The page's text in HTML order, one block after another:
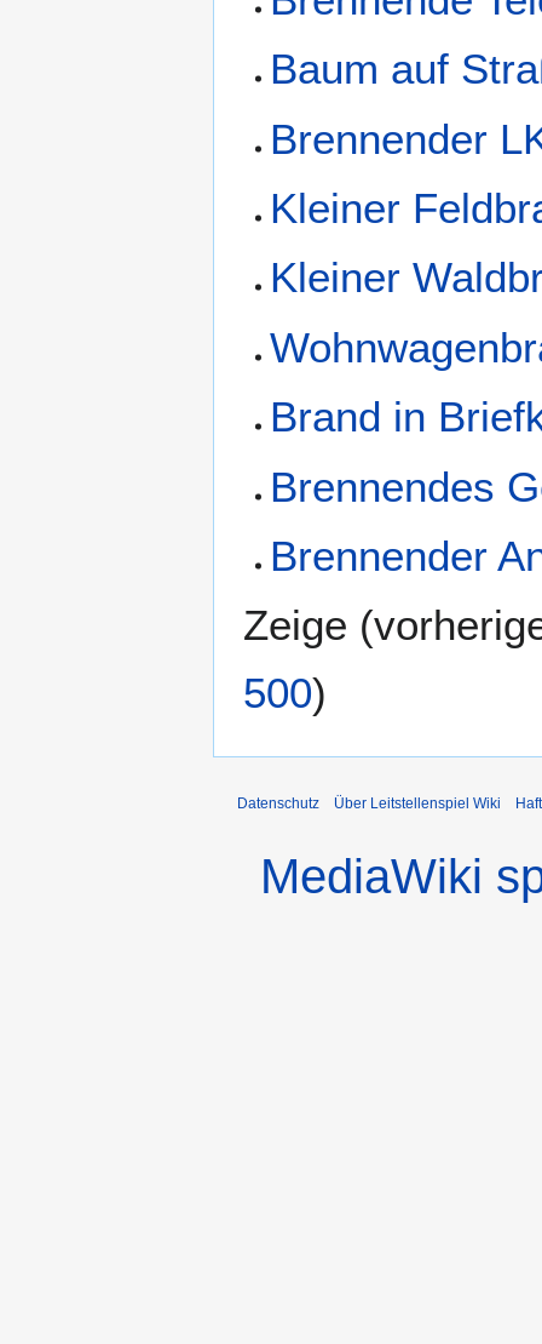
Baum auf
Brennender
Kleiner
Kleiner
Brand in
Brennendes
Brennender
Zeige (
500)
Datenschutz Über Leitstellenspiel Wiki
MediaWiki